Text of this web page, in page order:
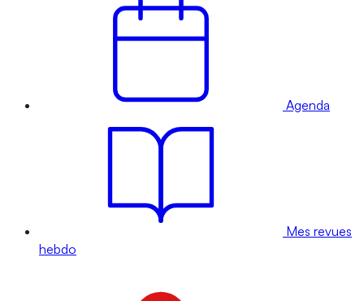
Agenda
Mes revues
hebdo